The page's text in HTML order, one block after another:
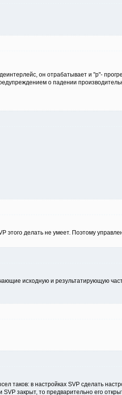
он отрабатывает и "p"-
о падении
этого делать не умеет. Поэтому
исходную и результатирующую
таков: в настройках SVP сделать
закрыт, то предварительно его